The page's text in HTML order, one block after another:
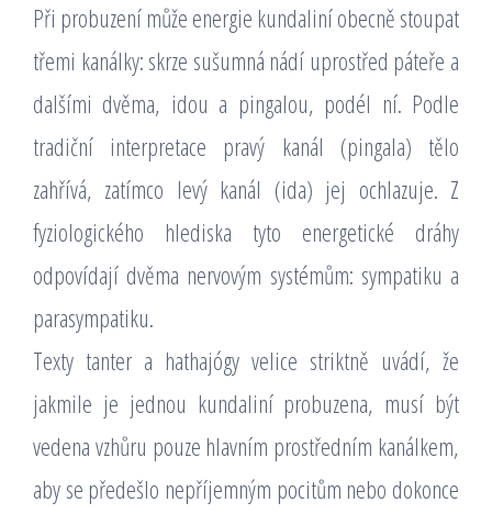
Při probuzení může energie kundaliní obecně stoupat
třemi kanálky: skrze sušumná nádí uprostřed páteře a
dalšími dvěma, idou a pingalou, podél ní. Podle
tradiční interpretace pravý kanál (pingala) tělo
zahřívá, zatímco levý kanál (ida) jej ochlazuje. Z
fyziologického hlediska tyto energetické dráhy
odpovídají dvěma nervovým systémům: sympatiku a
parasympatiku.
Texty tanter a hathajógy velice striktně uvádí, že
jakmile je jednou kundaliní probuzena, musí být
vedena vzhůru pouze hlavním prostředním kanálkem,
aby se předešlo nepříjemným pocitům nebo dokonce